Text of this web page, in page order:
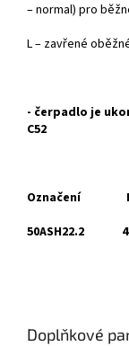
– normal) pro
L – zavřené
- čerpadlo je
C52
Označení
Doplňkové